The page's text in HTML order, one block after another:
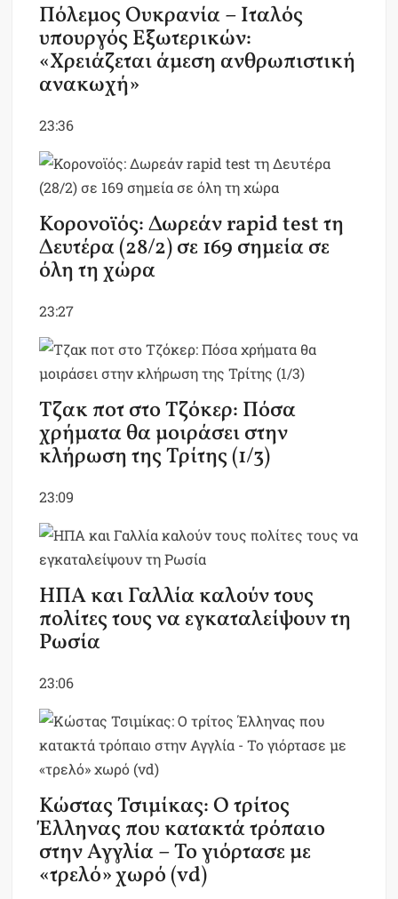
Πόλεμος Ουκρανία – Ιταλός
υπουργός Εξωτερικών:
«Χρειάζεται άμεση ανθρωπιστική
ανακωχή»
23:36
Κορονοϊός: Δωρεάν rapid test τη
Δευτέρα (28/2) σε 169 σημεία σε
όλη τη χώρα
23:27
Τζακ ποτ στο Τζόκερ: Πόσα
χρήματα θα μοιράσει στην
κλήρωση της Τρίτης (1/3)
23:09
ΗΠΑ και Γαλλία καλούν τους
πολίτες τους να εγκαταλείψουν τη
Ρωσία
23:06
Κώστας Τσιμίκας: Ο τρίτος
Έλληνας που κατακτά τρόπαιο
στην Αγγλία – Το γιόρτασε με
«τρελό» χωρό (vd)